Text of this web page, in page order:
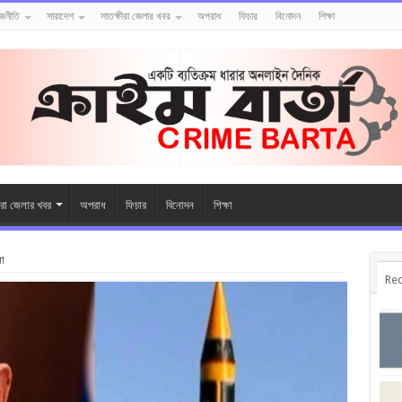
সারাদেশ সাতক্ষীরা জেলার খবর অপরাধ ফিচার বিনোদন শিক্ষা
জেলার খবর অপরাধ ফিচার বিনোদন শিক্ষা